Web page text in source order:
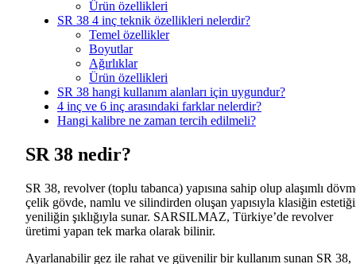
Ürün özellikleri
SR 38 4 inç teknik özellikleri nelerdir?
Temel özellikler
Boyutlar
Ağırlıklar
Ürün özellikleri
SR 38 hangi kullanım alanları için uygundur?
4 inç ve 6 inç arasındaki farklar nelerdir?
Hangi kalibre ne zaman tercih edilmeli?
SR 38 nedir?
SR 38, revolver (toplu tabanca) yapısına sahip olup alaşımlı
çelik gövde, namlu ve silindirden oluşan yapısıyla klasiğin
yeniliğin şıklığıyla sunar. SARSILMAZ, Türkiye’de revolver
üretimi yapan tek marka olarak bilinir.
Ayarlanabilir gez ile rahat ve güvenilir bir kullanım sunan SR 38,